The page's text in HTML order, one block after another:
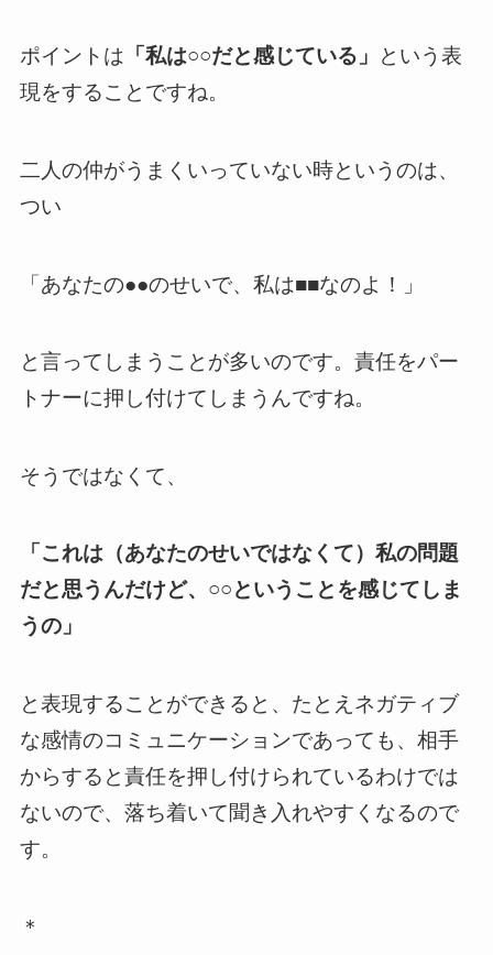
ポイントは 「私は○○だと感じている」
という表
現をすることですね。
二人の仲がうまくいっていない時というのは、
つい
「あなたの●●のせいで、私は■■なのよ！」
と言ってしまうことが多いのです。責任をパー
トナーに押し付けてしまうんですね。
そうではなくて、
「これは（あなたのせいではなくて）私の問題
だと思うんだけど、○○ということを感じてしま
うの」
と表現することができると、たとえネガティブ
な感情のコミュニケーションであっても、相手
からすると責任を押し付けられているわけでは
ないので、落ち着いて聞き入れやすくなるので
す。
＊